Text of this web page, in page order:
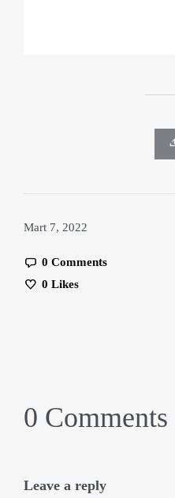
Mart 7, 2022
0 Comments
0 Likes
0 Comments
Leave a reply